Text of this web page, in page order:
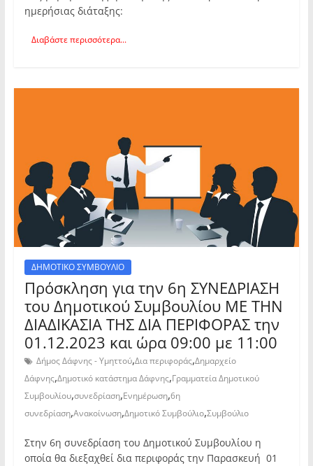
ημερήσιας διάταξης:
Διαβάστε περισσότερα...
ΔΗΜΟΤΙΚΟ ΣΥΜΒΟΥΛΙΟ
Πρόσκληση για την 6η ΣΥΝΕΔΡΙΑΣΗ
του Δημοτικού Συμβουλίου ΜΕ ΤΗΝ
ΔΙΑΔΙΚΑΣΙΑ ΤΗΣ ΔΙΑ ΠΕΡΙΦΟΡΑΣ την
01.12.2023 και ώρα 09:00 με 11:00
Δήμος Δάφνης - Υμηττού,Δια περιφοράς,Δημαρχείο
Δάφνης,Δημοτικό κατάστημα Δάφνης,Γραμματεία Δημοτικού
Συμβουλίου,συνεδρίαση,Ενημέρωση,6η
συνεδρίαση,Ανακοίνωση,Δημοτικό Συμβούλιο,Συμβούλιο
Στην 6η συνεδρίαση του Δημοτικού Συμβουλίου η
οποία θα διεξαχθεί δια περιφοράς την Παρασκευή 01